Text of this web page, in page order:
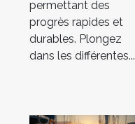
permettant des
progrès rapides et
durables. Plongez
dans les différentes...